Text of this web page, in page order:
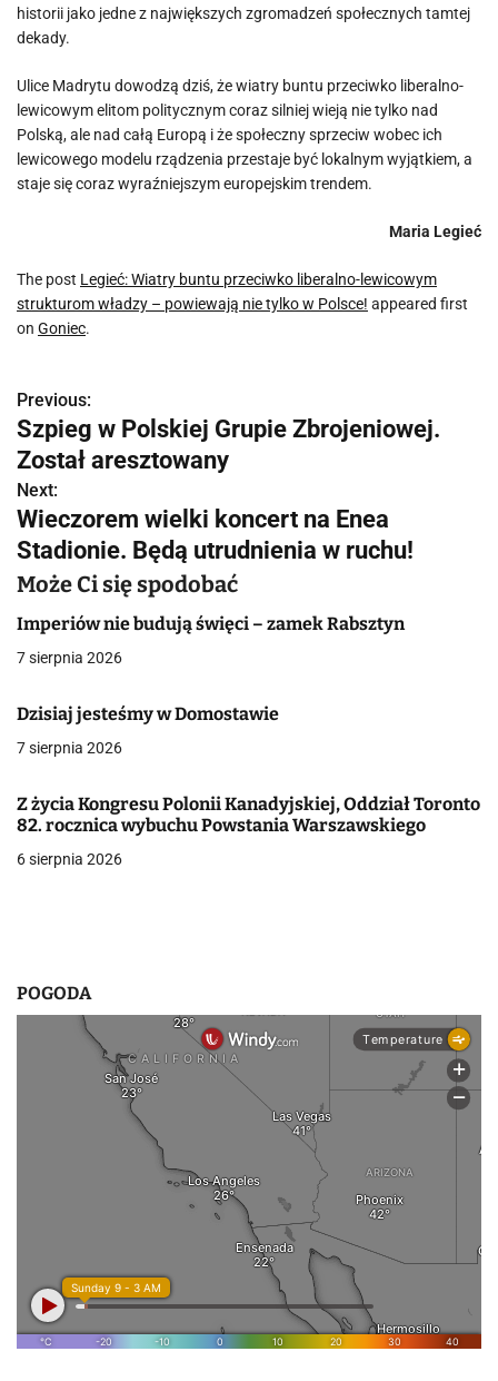
historii jako jedne z największych zgromadzeń społecznych tamtej
dekady.
Ulice Madrytu dowodzą dziś, że wiatry buntu przeciwko liberalno-
lewicowym elitom politycznym coraz silniej wieją nie tylko nad
Polską, ale nad całą Europą i że społeczny sprzeciw wobec ich
lewicowego modelu rządzenia przestaje być lokalnym wyjątkiem, a
staje się coraz wyraźniejszym europejskim trendem.
Maria Legieć
The post Legieć: Wiatry buntu przeciwko liberalno-lewicowym
strukturom władzy – powiewają nie tylko w Polsce! appeared first
on Goniec.
N
a
w
i
g
a
c
j
a
p
i
Previous:
Szpieg w Polskiej Grupie Zbrojeniowej.
Został aresztowany
Next:
Wieczorem wielki koncert na Enea
Stadionie. Będą utrudnienia w ruchu!
Może Ci się spodobać
Imperiów nie budują święci – zamek Rabsztyn
7 sierpnia 2026
Dzisiaj jesteśmy w Domostawie
7 sierpnia 2026
Z życia Kongresu Polonii Kanadyjskiej, Oddział Toronto
82. rocznica wybuchu Powstania Warszawskiego
6 sierpnia 2026
POGODA